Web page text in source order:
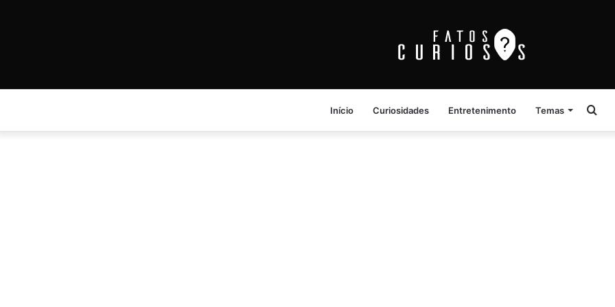
Início Curiosidades Entretenimento Temas